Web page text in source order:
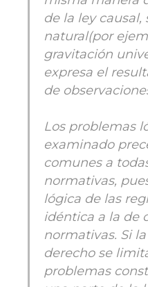
de la ley
natural(por
gravitación
expresa el
de
Los problemas
examinado
comunes a
normativas,
lógica de las
idéntica a la de
normativas. Si
derecho se
problemas